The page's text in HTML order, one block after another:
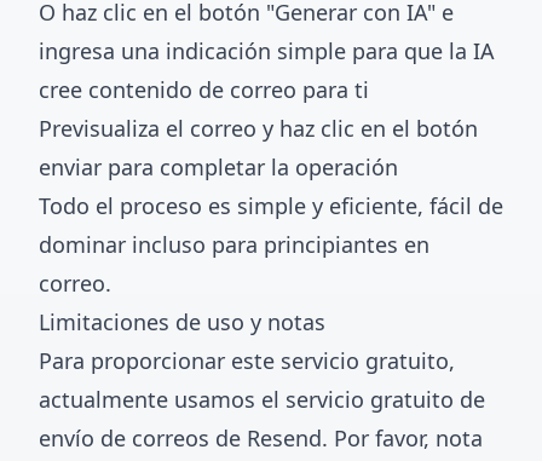
O haz clic en el botón "Generar con IA" e
ingresa una indicación simple para que la IA
cree contenido de correo para ti
Previsualiza el correo y haz clic en el botón
enviar para completar la operación
Todo el proceso es simple y eficiente, fácil de
dominar incluso para principiantes en
correo.
Limitaciones de uso y notas
Para proporcionar este servicio gratuito,
actualmente usamos el servicio gratuito de
envío de correos de Resend. Por favor, nota